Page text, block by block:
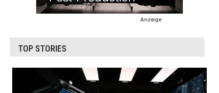
Anzeige
TOP STORIES